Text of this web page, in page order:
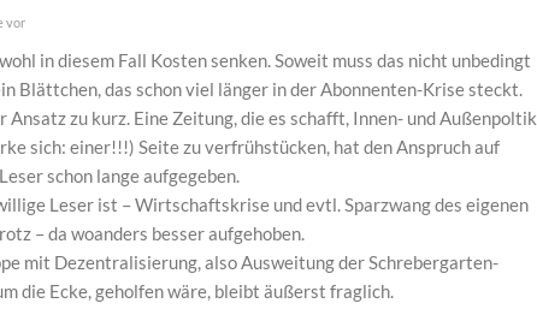
vor
in diesem Fall Kosten senken. Soweit muss das nicht unbedingt
Blättchen, das schon viel länger in der Abonnenten-Krise steckt.
Ansatz zu kurz. Eine Zeitung, die es schafft, Innen- und Außenpoltik
sich: einer!!!) Seite zu verfrühstücken, hat den Anspruch auf
schon lange aufgegeben.
Leser ist – Wirtschaftskrise und evtl. Sparzwang des eigenen
– da woanders besser aufgehoben.
mit Dezentralisierung, also Ausweitung der Schrebergarten-
die Ecke, geholfen wäre, bleibt äußerst fraglich.